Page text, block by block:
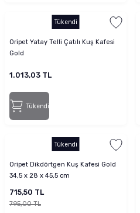
Tükendi
Oripet Yatay Telli Çatılı Kuş Kafesi
Gold
1.013,03 TL
Tükendi
Tükendi
Oripet Dikdörtgen Kuş Kafesi Gold
34,5 x 28 x 45,5 cm
715,50 TL
795,00 TL